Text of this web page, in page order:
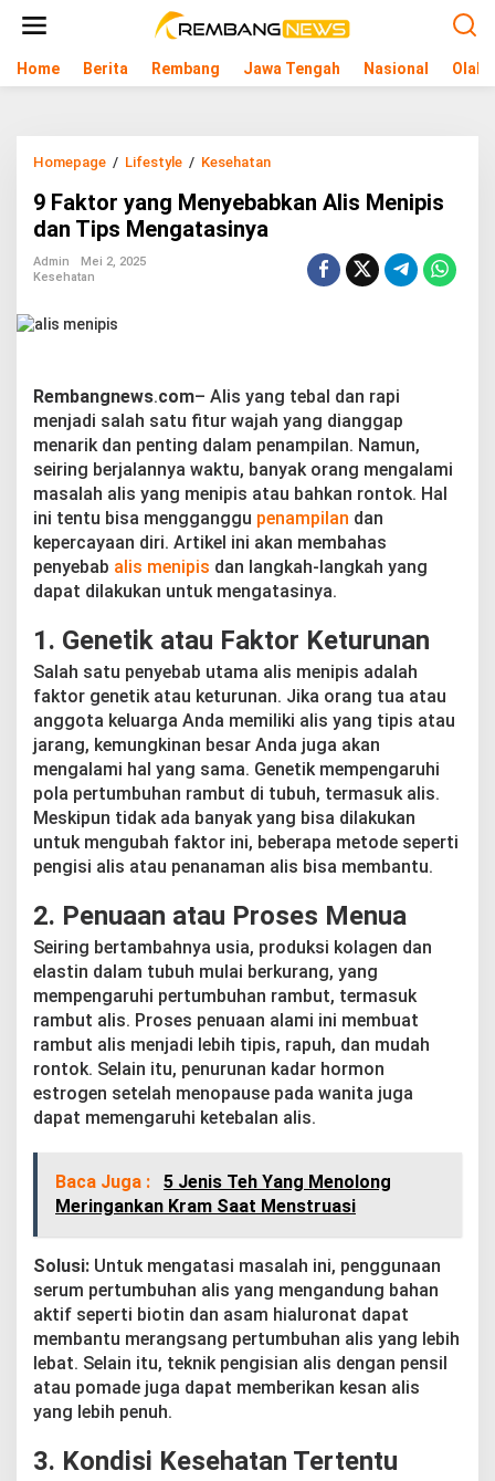
t
Home Berita Rembang Jawa Tengah Nasional
Homepage / Lifestyle / Kesehatan
a
e
n
y
b
a
b
k
a
n
A
i
M
e
n
i
i
s
d
a
n
p
M
e
n
g
a
t
a
s
i
a
9 Faktor yang Menyebabkan Alis Menipis
dan Tips Mengatasinya
Admin
Mei 2, 2025
Kesehatan
Rembangnews.com– Alis yang tebal dan rapi
menjadi salah satu fitur wajah yang dianggap
menarik dan penting dalam penampilan. Namun,
seiring berjalannya waktu, banyak orang mengalami
masalah alis yang menipis atau bahkan rontok. Hal
ini tentu bisa mengganggu penampilan dan
kepercayaan diri. Artikel ini akan membahas
penyebab alis menipis dan langkah-langkah yang
dapat dilakukan untuk mengatasinya.
1. Genetik atau Faktor Keturunan
Salah satu penyebab utama alis menipis adalah
faktor genetik atau keturunan. Jika orang tua atau
anggota keluarga Anda memiliki alis yang tipis atau
jarang, kemungkinan besar Anda juga akan
mengalami hal yang sama. Genetik mempengaruhi
pola pertumbuhan rambut di tubuh, termasuk alis.
Meskipun tidak ada banyak yang bisa dilakukan
untuk mengubah faktor ini, beberapa metode seperti
pengisi alis atau penanaman alis bisa membantu.
2. Penuaan atau Proses Menua
Seiring bertambahnya usia, produksi kolagen dan
elastin dalam tubuh mulai berkurang, yang
mempengaruhi pertumbuhan rambut, termasuk
rambut alis. Proses penuaan alami ini membuat
rambut alis menjadi lebih tipis, rapuh, dan mudah
rontok. Selain itu, penurunan kadar hormon
estrogen setelah menopause pada wanita juga
dapat memengaruhi ketebalan alis.
Baca Juga :
5 Jenis Teh Yang Menolong
Meringankan Kram Saat Menstruasi
Solusi: Untuk mengatasi masalah ini, penggunaan
serum pertumbuhan alis yang mengandung bahan
aktif seperti biotin dan asam hialuronat dapat
membantu merangsang pertumbuhan alis yang lebih
lebat. Selain itu, teknik pengisian alis dengan pensil
atau pomade juga dapat memberikan kesan alis
yang lebih penuh.
3. Kondisi Kesehatan Tertentu